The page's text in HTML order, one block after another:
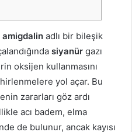
amigdalin adlı bir bileşik
siyanür gazı
oksijen kullanmasını
yol açar. Bu
zararları göz ardı
acı badem, elma
de bulunur, ancak kayısı